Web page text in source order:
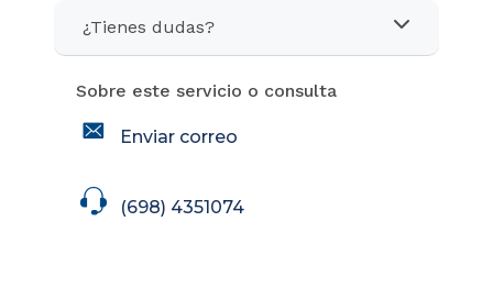
¿Tienes dudas?
Sobre este servicio o consulta
Enviar correo
(698) 4351074